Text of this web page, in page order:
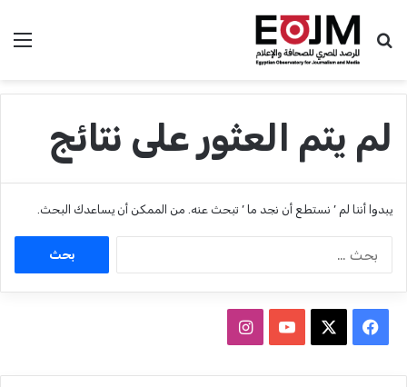
بحث عن
لم يتم العثور على نتائج
يبدوا أننا لم ’ نستطع أن نجد ما ’ تبحث عنه. من الممكن أن يساعدك البحث.
: